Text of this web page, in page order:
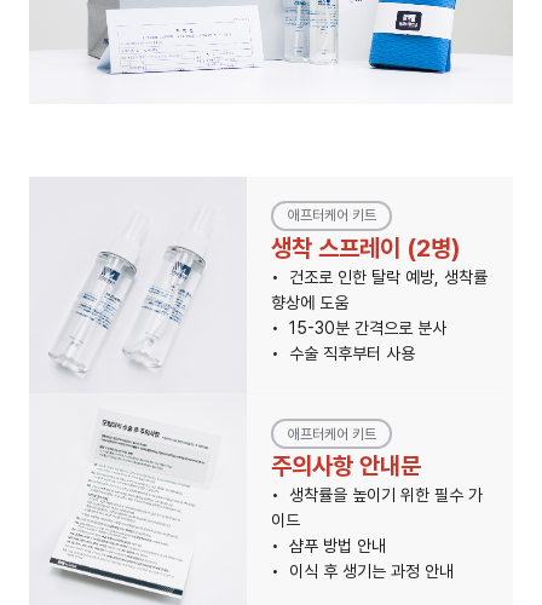
애프터케어 키트
생착 스프레이 (2병)
건조로 인한 탈락 예방, 생착률
향상에 도움
15-30분 간격으로 분사
수술 직후부터 사용
애프터케어 키트
주의사항 안내문
생착률을 높이기 위한 필수 가
이드
샴푸 방법 안내
이식 후 생기는 과정 안내